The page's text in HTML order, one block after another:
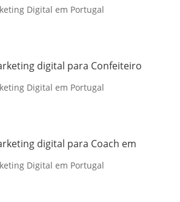
Digital em Portugal
digital para Confeiteiro
Digital em Portugal
digital para Coach em
Digital em Portugal